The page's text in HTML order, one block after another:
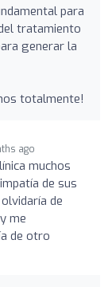
para
tratamiento
generar la
totalmente!
ago
muchos
de sus
de
me
de otro